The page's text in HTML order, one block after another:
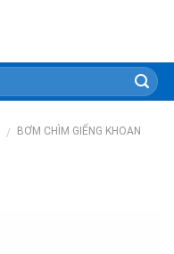
/
BƠM CHÌM GIẾNG KHOAN